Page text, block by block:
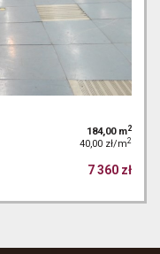
184,00 m2
40,00 zł/m2
7 360 zł